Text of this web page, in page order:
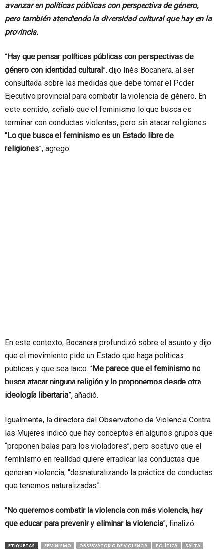
avanzar en políticas públicas con perspectiva de género,
pero también atendiendo la diversidad cultural que hay en la
provincia.
“Hay que pensar políticas públicas con perspectivas de
género con identidad cultural”, dijo Inés Bocanera, al ser
consultada sobre las medidas que debe tomar el Poder
Ejecutivo provincial para combatir la violencia de género. En
este sentido, señaló que el feminismo lo que busca es
terminar con conductas violentas, pero sin atacar religiones.
“Lo que busca el feminismo es un Estado libre de
religiones”, agregó.
En este contexto, Bocanera profundizó sobre el asunto y dijo
que el movimiento pide un Estado que haga políticas
públicas y que sea laico. “Me parece que el feminismo no
busca atacar ninguna religión y lo proponemos desde otra
ideología libertaria”, añadió.
Igualmente, la directora del Observatorio de Violencia Contra
las Mujeres indicó que hay conceptos en algunos grupos que
“proponen balas para los violadores”, pero sostuvo que el
feminismo en realidad quiere erradicar las conductas que
generan violencia, “desnaturalizando la práctica de conductas
que tenemos naturalizadas”.
“No queremos combatir la violencia con más violencia, hay
que educar para prevenir y eliminar la violencia”, finalizó.
ETIQUETAS FEMINISMO OBSERVATORIO DE VIOLENCIA POLÍTICA SALTA